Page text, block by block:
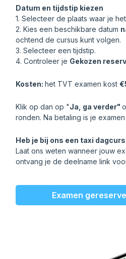
Datum en tijdstip kiezen
1. Selecteer de plaats waar je
2. Kies een beschikbare datum
ochtend de cursus kunt volgen.
3. Selecteer een tijdstip.
4. Controleer je Gekozen
Kosten: het TVT examen kost
Klik op dan op "Ja, ga verder"
ronden. Na betaling is je
Heb je bij ons een taxi
Laat ons weten wanneer jouw
ontvang je de deelname link
Examen